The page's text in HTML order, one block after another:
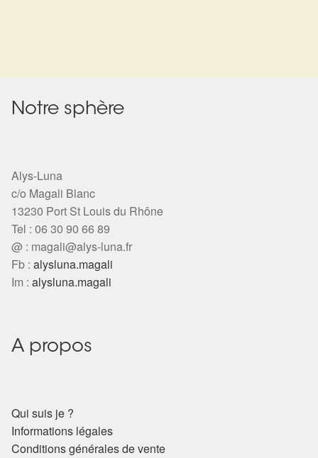
Notre sphère
Alys-Luna
c/o Magali Blanc
13230 Port St Louis du Rhône
Tel : 06 30 90 66 89
@ : magali@alys-luna.fr
Fb : alysluna.magali
Im : alysluna.magali
A propos
Qui suis je ?
Informations légales
Conditions générales de vente